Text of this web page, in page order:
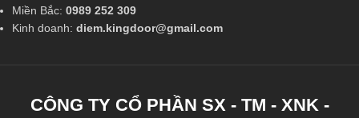
Miền Bắc: 0989 252 309
Kinh doanh: diem.kingdoor@gmail.com
CÔNG TY CỔ PHẦN SX - TM - XNK -